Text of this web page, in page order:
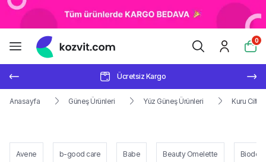
0
Ücretsiz Kargo
Anasayfa Güneş Ürünleri Yüz Güneş Ürünleri Kuru
Avene b-good care Babe Beauty Omelette